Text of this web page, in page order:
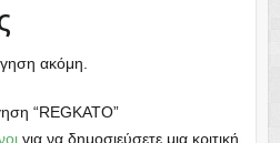
ακόμη.
“REGKATO”
για να δημοσιεύσετε μια κριτική.